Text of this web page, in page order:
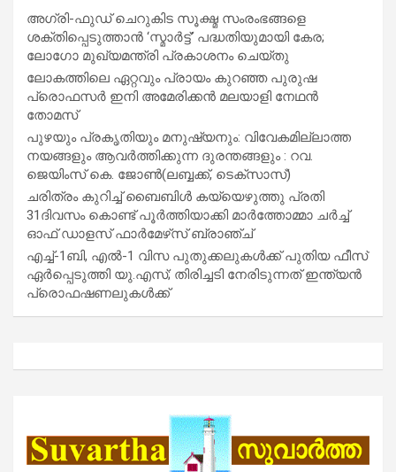
അഗ്രി-ഫുഡ് ചെറുകിട സൂക്ഷ്മ സംരംഭങ്ങളെ
ശക്തിപ്പെടുത്താന്‍ ‘സ്മാര്‍ട്ട്’ പദ്ധതിയുമായി കേര;
ലോഗോ മുഖ്യമന്ത്രി പ്രകാശനം ചെയ്തു
ലോകത്തിലെ ഏറ്റവും പ്രായം കുറഞ്ഞ പുരുഷ
പ്രൊഫസർ ഇനി അമേരിക്കൻ മലയാളി നേഥൻ
തോമസ്
പുഴയും പ്രകൃതിയും മനുഷ്യനും: വിവേകമില്ലാത്ത
നയങ്ങളും ആവർത്തിക്കുന്ന ദുരന്തങ്ങളും : റവ.
ജെയിംസ് കെ. ജോൺ(ലബ്ബക്ക്, ടെക്സാസ്)
ചരിത്രം കുറിച്ച് ബൈബിൾ കയ്യെഴുത്തു പ്രതി
31ദിവസം കൊണ്ട് പൂർത്തിയാക്കി മാർത്തോമ്മാ ചർച്ച്
ഓഫ് ഡാളസ് ഫാർമേഴ്‌സ് ബ്രാഞ്ച്
എച്ച്-1ബി, എൽ-1 വിസ പുതുക്കലുകൾക്ക് പുതിയ ഫീസ്
ഏർപ്പെടുത്തി യു.എസ്; തിരിച്ചടി നേരിടുന്നത് ഇന്ത്യൻ
പ്രൊഫഷണലുകൾക്ക്